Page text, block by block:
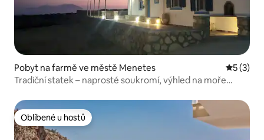
Pobyt na farmě ve městě Menetes
5 (3)
Tradiční statek – naprosté soukromí, výhled na moře
Oblíbené u hostů
Oblíbené u hostů